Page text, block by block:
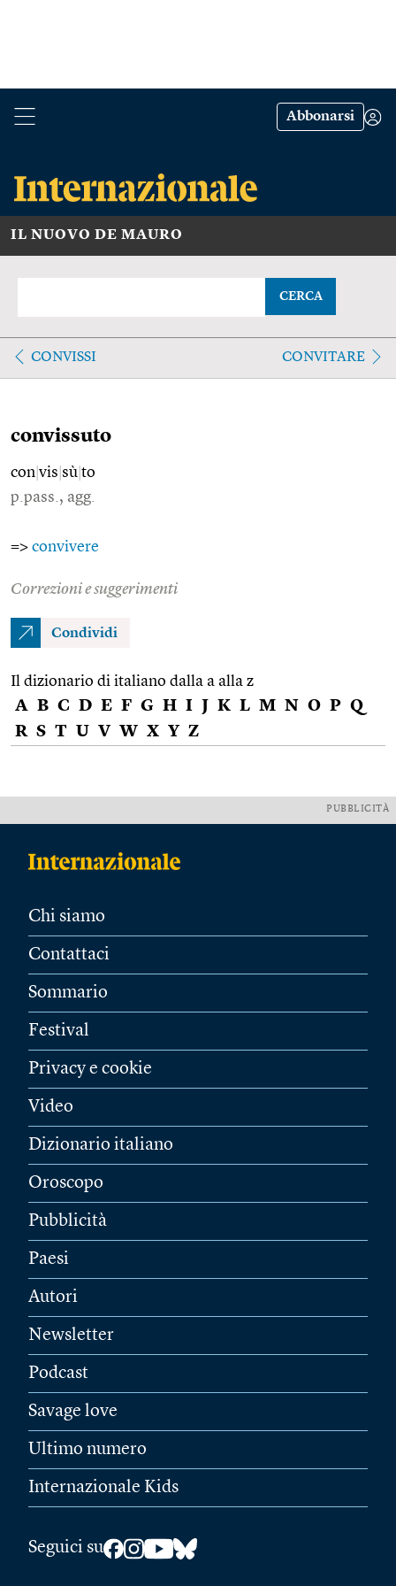
Abbonarsi
IL NUOVO DE MAURO
CERCA
CONVISSI CONVITARE
convissuto
con vis sù to
p.pass., agg.
=> convivere
Correzioni e suggerimenti
Condividi
Il dizionario di italiano dalla a alla z
A B C D E F G H I J K L M N O P Q
R S T U V W X Y Z
PUBBLICITÀ
Chi siamo
Contattaci
Sommario
Festival
Privacy e cookie
Video
Dizionario italiano
Oroscopo
Pubblicità
Paesi
Autori
Newsletter
Podcast
Savage love
Ultimo numero
Internazionale Kids
Seguici su